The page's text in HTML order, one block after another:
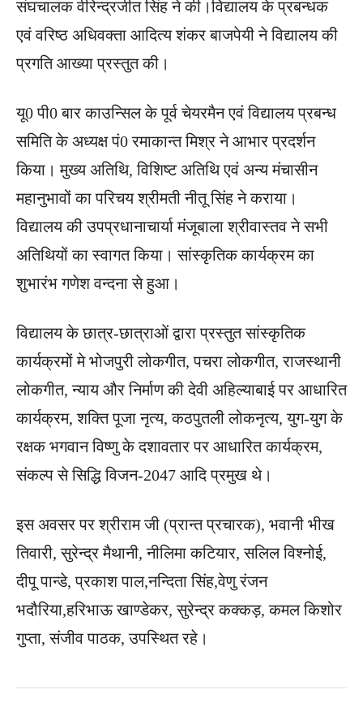
संघचालक वीरेन्द्रजीत सिंह ने की।विद्यालय के प्रबन्धक
एवं वरिष्ठ अधिवक्ता आदित्य शंकर बाजपेयी ने विद्यालय की
प्रगति आख्या प्रस्तुत की।
यू0 पी0 बार काउन्सिल के पूर्व चेयरमैन एवं विद्यालय प्रबन्ध
समिति के अध्यक्ष पं0 रमाकान्त मिश्र ने आभार प्रदर्शन
किया। मुख्य अतिथि, विशिष्ट अतिथि एवं अन्य मंचासीन
महानुभावों का परिचय श्रीमती नीतू सिंह ने कराया।
विद्यालय की उपप्रधानाचार्या मंजूबाला श्रीवास्तव ने सभी
अतिथियों का स्वागत किया। सांस्कृतिक कार्यक्रम का
शुभारंभ गणेश वन्दना से हुआ।
विद्यालय के छात्र-छात्राओं द्वारा प्रस्तुत सांस्कृतिक
कार्यक्रमों मे भोजपुरी लोकगीत, पचरा लोकगीत, राजस्थानी
लोकगीत, न्याय और निर्माण की देवी अहिल्याबाई पर आधारित
कार्यक्रम, शक्ति पूजा नृत्य, कठपुतली लोकनृत्य, युग-युग के
रक्षक भगवान विष्णु के दशावतार पर आधारित कार्यक्रम,
संकल्प से सिद्धि विजन-2047 आदि प्रमुख थे।
इस अवसर पर श्रीराम जी (प्रान्त प्रचारक), भवानी भीख
तिवारी, सुरेन्द्र मैथानी, नीलिमा कटियार, सलिल विश्नोई,
दीपू पान्डे, प्रकाश पाल,नन्दिता सिंह,वेणु रंजन
भदौरिया,हरिभाऊ खाण्डेकर, सुरेन्द्र कक्कड़, कमल किशोर
गुप्ता, संजीव पाठक, उपस्थित रहे।